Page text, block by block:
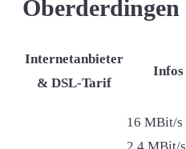
Oberderdingen
Internetanbieter
& DSL-Tarif
Infos
16 MBit/s
2,4 MBit/s